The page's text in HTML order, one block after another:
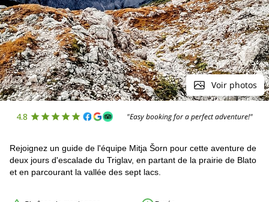
Voir photos
4.8 "Easy booking for a perfect adventure!"
Rejoignez un guide de l'équipe Mitja Šorn pour cette aventure de
deux jours d'escalade du Triglav, en partant de la prairie de Blato
et en parcourant la vallée des sept lacs.